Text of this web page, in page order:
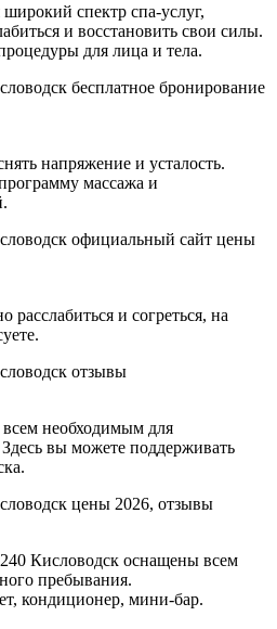
спектр спа-услуг,
и восстановить свои силы.
для лица и тела.
напряжение и усталость.
массажа и
и согреться, на
необходимым для
вы можете поддерживать
Кисловодск оснащены всем
пребывания.
кондиционер, мини-бар.